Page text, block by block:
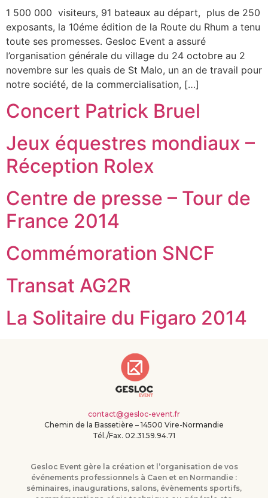
1 500 000 visiteurs, 91 bateaux au départ, plus de 250
exposants, la 10éme édition de la Route du Rhum a tenu
toute ses promesses. Gesloc Event a assuré
l’organisation générale du village du 24 octobre au 2
novembre sur les quais de St Malo, un an de travail pour
notre société, de la commercialisation, […]
Concert Patrick Bruel
Jeux équestres mondiaux –
Réception Rolex
Centre de presse – Tour de
France 2014
Commémoration SNCF
Transat AG2R
La Solitaire du Figaro 2014
contact@gesloc-event.fr
Chemin de la Bassetière – 14500 Vire-Normandie
Tél./Fax. 02.31.59.94.71
Gesloc Event gère la création et l’organisation de vos
événements professionnels à Caen et en Normandie :
séminaires, inaugurations, salons, évènements sportifs,